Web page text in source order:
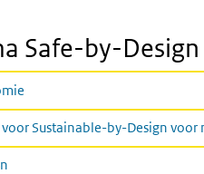
Safe-by-Design
Sustainable-by-Design